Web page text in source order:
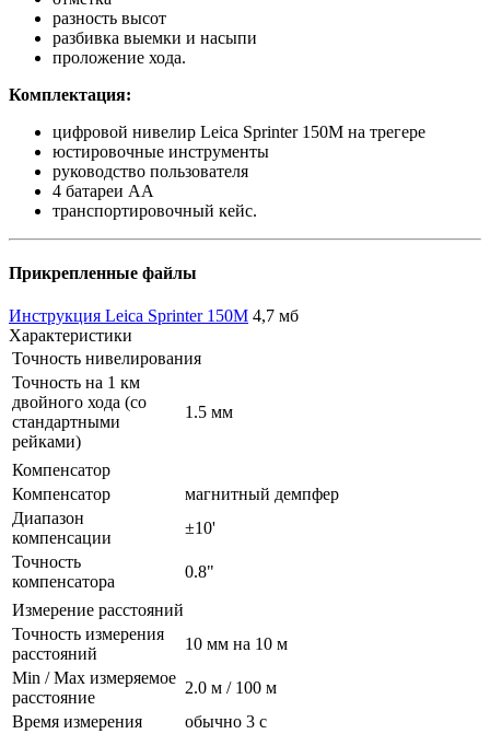
разность высот
разбивка выемки и насыпи
проложение хода.
Комплектация:
цифровой нивелир Leica Sprinter 150M на трегере
юстировочные инструменты
руководство пользователя
4 батареи АА
транспортировочный кейс.
Прикрепленные файлы
Инструкция Leica Sprinter 150M 4,7 мб
Характеристики
Точность нивелирования
Точность на 1 км
двойного хода (со
стандартными
рейками)
1.5 мм
Компенсатор
Компенсатор
магнитный демпфер
Диапазон
компенсации
±10'
Точность
компенсатора
0.8"
Измерение расстояний
Точность измерения
расстояний
10 мм на 10 м
Min / Max измеряемое
расстояние
2.0 м / 100 м
Время измерения
обычно 3 с